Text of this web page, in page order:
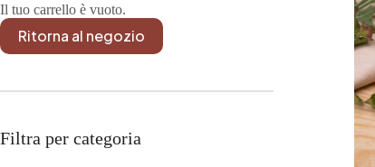
Il tuo carrello è vuoto.
Ritorna al negozio
Filtra per categoria